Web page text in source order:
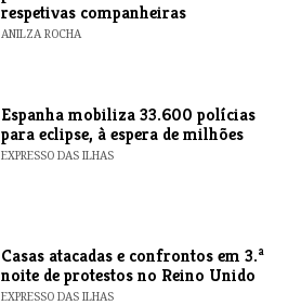
respetivas companheiras
ANILZA ROCHA
Espanha mobiliza 33.600 polícias
para eclipse, à espera de milhões
EXPRESSO DAS ILHAS
Casas atacadas e confrontos em 3.ª
noite de protestos no Reino Unido
EXPRESSO DAS ILHAS